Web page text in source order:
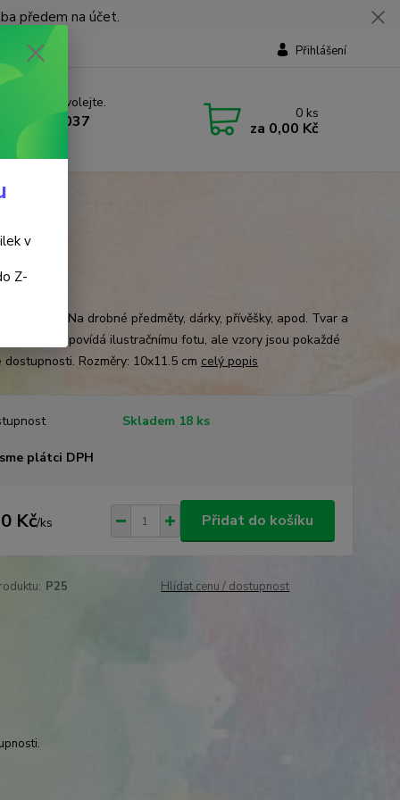
předem na účet.
Přihlášení
rady? Zavolejte.
737 037
9-18 hod.)
0 ks
za 0,00 Kč
pytlíček Na drobné předměty, dárky, přívěšky, apod. Tvar a
pytlíčku odpovídá ilustračnímu fotu, ale vzory jsou pokaždé
dostupnosti. Rozměry: 10x11.5 cm celý popis
Skladem 18 ks
plátci DPH
Kč/ks Přidat do košíku
P25 Hlídat cenu / dostupnost
v
Z-